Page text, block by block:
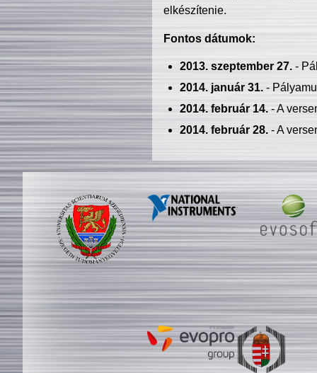
elkészítenie.
Fontos dátumok:
2013. szeptember 27.-
2014. január 31.-
2014. február 14.- A
2014. február 28.- A